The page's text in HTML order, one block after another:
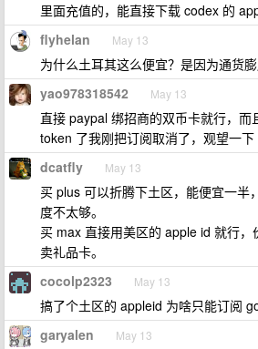
里面充值的，能直接下载 codex 的
flyhelan May 13
为什么土耳其这么便宜？是因为通货膨
yao978318542 May 13
直接 paypal 绑招商的双币卡就行，
token 了我刚把订阅取消了，观望一下
dcatfly May 13
买 plus 可以折腾下土区，能便宜一半
度不太够。
买 max 直接用美区的 apple id 就行
卖礼品卡。
cocolp2323 May 13
搞了个土区的 appleid 为啥只能订阅 go
garyalen May 13